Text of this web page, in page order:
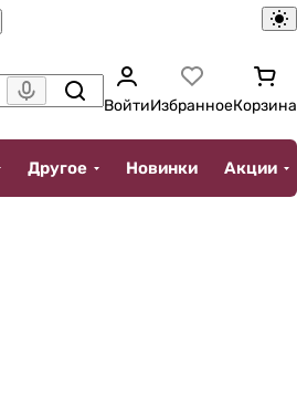
ВойтиИзбранноеКорзина
Другое Новинки Акции